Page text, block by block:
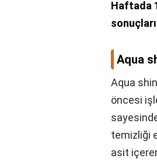
Haftada
Aqua
Aqua
öncesi
temizliği
asit